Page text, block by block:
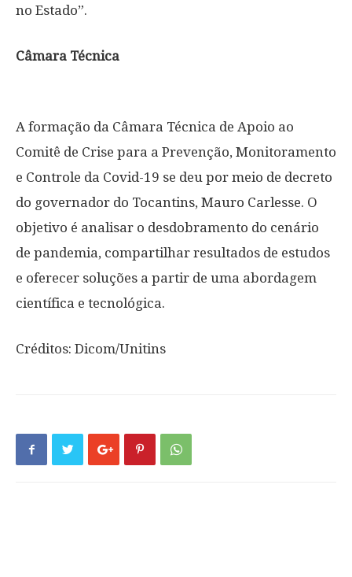
no Estado”.
Câmara Técnica
A formação da Câmara Técnica de Apoio ao
Comitê de Crise para a Prevenção, Monitoramento
e Controle da Covid-19 se deu por meio de decreto
do governador do Tocantins, Mauro Carlesse. O
objetivo é analisar o desdobramento do cenário
de pandemia, compartilhar resultados de estudos
e oferecer soluções a partir de uma abordagem
científica e tecnológica.
Créditos: Dicom/Unitins